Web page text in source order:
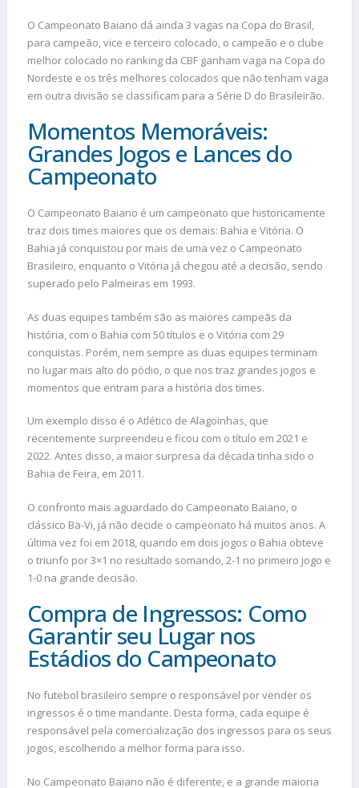
O Campeonato Baiano dá ainda 3 vagas na Copa do Brasil,
para campeão, vice e terceiro colocado, o campeão e o clube
melhor colocado no ranking da CBF ganham vaga na Copa do
Nordeste e os três melhores colocados que não tenham vaga
em outra divisão se classificam para a Série D do Brasileirão.
Momentos Memoráveis:
Grandes Jogos e Lances do
Campeonato
O Campeonato Baiano é um campeonato que historicamente
traz dois times maiores que os demais: Bahia e Vitória. O
Bahia já conquistou por mais de uma vez o Campeonato
Brasileiro, enquanto o Vitória já chegou até a decisão, sendo
superado pelo Palmeiras em 1993.
As duas equipes também são as maiores campeãs da
história, com o Bahia com 50 títulos e o Vitória com 29
conquistas. Porém, nem sempre as duas equipes terminam
no lugar mais alto do pódio, o que nos traz grandes jogos e
momentos que entram para a história dos times.
Um exemplo disso é o Atlético de Alagoinhas, que
recentemente surpreendeu e ficou com o título em 2021 e
2022. Antes disso, a maior surpresa da década tinha sido o
Bahia de Feira, em 2011.
O confronto mais aguardado do Campeonato Baiano, o
clássico Ba-Vi, já não decide o campeonato há muitos anos. A
última vez foi em 2018, quando em dois jogos o Bahia obteve
o triunfo por 3×1 no resultado somando, 2-1 no primeiro jogo e
1-0 na grande decisão.
Compra de Ingressos: Como
Garantir seu Lugar nos
Estádios do Campeonato
No futebol brasileiro sempre o responsável por vender os
ingressos é o time mandante. Desta forma, cada equipe é
responsável pela comercialização dos ingressos para os seus
jogos, escolhendo a melhor forma para isso.
No Campeonato Baiano não é diferente, e a grande maioria